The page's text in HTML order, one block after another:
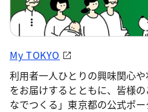
My TOKYO
利用者一人ひとりの興味関心
をお届けするとともに、皆様
なでつくる」東京都の公式ポー